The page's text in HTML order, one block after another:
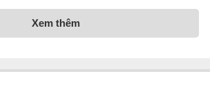
Xem thêm